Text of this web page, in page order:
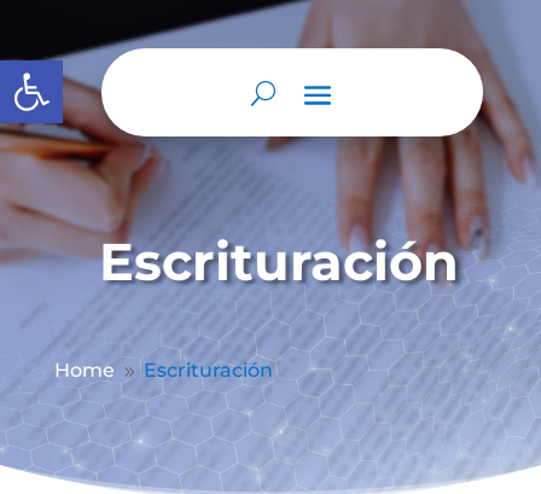
Abrir barra de herramientas
Escrituración
Home 9 Escrituración